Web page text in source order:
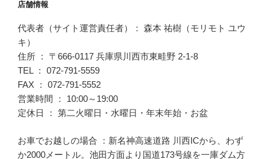
店舗情報
代表者（サイト運営責任者）： 森本 祐樹（モリモト ユウ
キ）
住所 ： 〒666-0117 兵庫県川西市東畦野 2-1-8
TEL ： 072-791-5559
FAX ： 072-791-5552
営業時間 ： 10:00～19:00
定休日 ： 第二火曜日・水曜日・年末年始・お盆
お車でお越しの場合 ：新名神高速道路 川西ICから、わず
か2000メートル。池田方面より国道173号線を一庫ダム方